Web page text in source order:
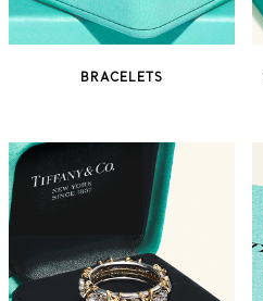
BRACELETS